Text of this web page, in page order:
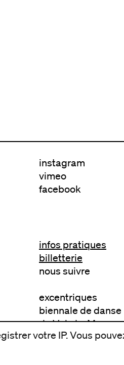
instagram
vimeo
facebook
infos pratiques
billetterie
nous suivre
excentriques
biennale de danse
du Val-de-Marne
archives
votre IP. Vous